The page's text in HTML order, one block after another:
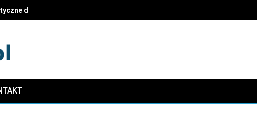
dekoracje i najczęstsze pułapki do uniknięcia